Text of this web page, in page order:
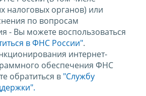
налоговых органов) или
по вопросам
- Вы можете воспользоваться
в ФНС России".
интернет-
обеспечения ФНС
обратиться в "Службу